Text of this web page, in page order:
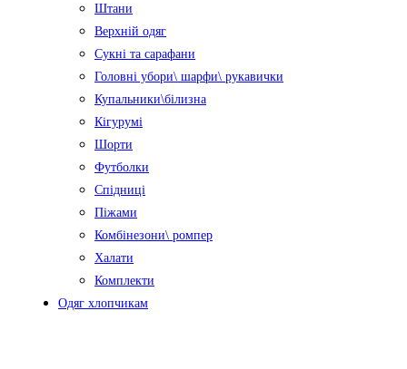
Штани
Верхній одяг
Сукні та сарафани
Головні убори\ шарфи\ рукавички
Купальники\білизна
Кігурумі
Шорти
Футболки
Спідниці
Піжами
Комбінезони\ ромпер
Халати
Комплекти
Одяг хлопчикам